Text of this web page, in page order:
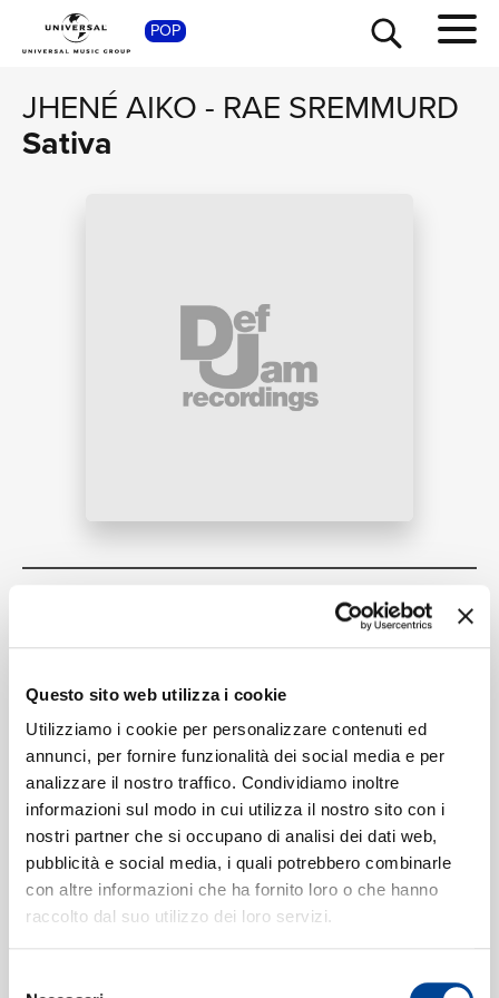
Questo sito web utilizza i cookie
Utilizziamo i cookie per personalizzare contenuti ed
annunci, per fornire funzionalità dei social media e per
analizzare il nostro traffico. Condividiamo inoltre
informazioni sul modo in cui utilizza il nostro sito con i
nostri partner che si occupano di analisi dei dati web,
pubblicità e social media, i quali potrebbero combinarle
con altre informazioni che ha fornito loro o che hanno
raccolto dal suo utilizzo dei loro servizi.
POP
JHENÉ AIKO- RAE SREMMURD
Sativa
1 Sativa
Jhené Aiko, Rae Sremmurd
Formati disponibili:
Digitale eSingle Audio/Single Track
Dolby Atmos
Data di pubblicazione:16.08.2022
SHOP
TOUR
RICERCA
CHI SIAMO
CONTATTI